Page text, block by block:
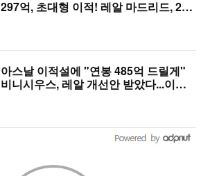
297억, 초대형 이적! 레알 마드리드, 21
아스날 이적설에 "연봉 485억 드릴게"
비니시우스, 레알 개선안 받았다...이제